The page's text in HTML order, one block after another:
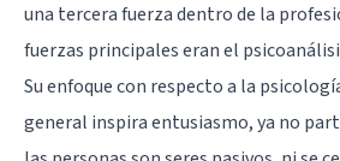
una tercera fuerza dentro de la
fuerzas principales eran el
Su enfoque con respecto a la
general inspira entusiasmo, ya no